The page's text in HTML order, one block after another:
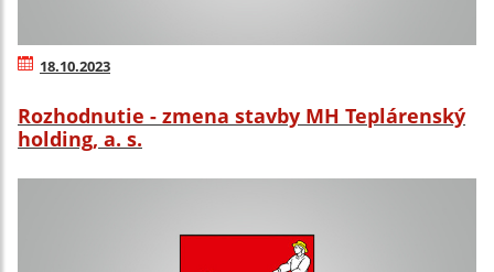
18.10.2023
Rozhodnutie - zmena stavby MH Teplárenský
holding, a. s.